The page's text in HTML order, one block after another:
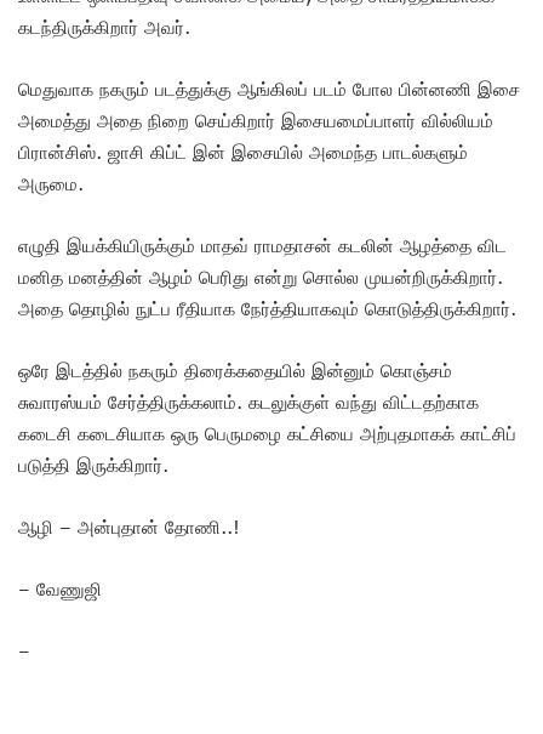
கடந்திருக்கிறார் அவர்.
மெதுவாக நகரும் படத்துக்கு ஆங்கிலப் படம் போல பின்னணி இசை
அமைத்து அதை நிறை செய்கிறார் இசையமைப்பாளர் வில்லியம்
பிரான்சிஸ். ஜாசி கிப்ட் இன் இசையில் அமைந்த பாடல்களும்
அருமை.
எழுதி இயக்கியிருக்கும் மாதவ் ராமதாசன் கடலின் ஆழத்தை விட
மனித மனத்தின் ஆழம் பெரிது என்று சொல்ல முயன்றிருக்கிறார்.
அதை தொழில் நுட்ப ரீதியாக நேர்த்தியாகவும் கொடுத்திருக்கிறார்.
ஒரே இடத்தில் நகரும் திரைக்கதையில் இன்னும் கொஞ்சம்
சுவாரஸ்யம் சேர்த்திருக்கலாம். கடலுக்குள் வந்து விட்டதற்காக
கடைசி கடைசியாக ஒரு பெருமழை கட்சியை அற்புதமாகக் காட்சிப்
படுத்தி இருக்கிறார்.
ஆழி – அன்புதான் தோணி..!
– வேணுஜி
–